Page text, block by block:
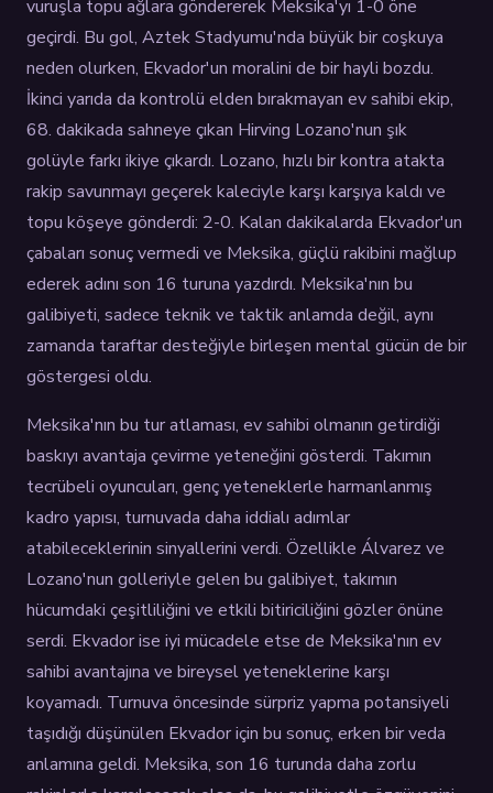
vuruşla topu ağlara göndererek Meksika'yı 1-0 öne
geçirdi. Bu gol, Aztek Stadyumu'nda büyük bir coşkuya
neden olurken, Ekvador'un moralini de bir hayli bozdu.
İkinci yarıda da kontrolü elden bırakmayan ev sahibi ekip,
68. dakikada sahneye çıkan Hirving Lozano'nun şık
golüyle farkı ikiye çıkardı. Lozano, hızlı bir kontra atakta
rakip savunmayı geçerek kaleciyle karşı karşıya kaldı ve
topu köşeye gönderdi: 2-0. Kalan dakikalarda Ekvador'un
çabaları sonuç vermedi ve Meksika, güçlü rakibini mağlup
ederek adını son 16 turuna yazdırdı. Meksika'nın bu
galibiyeti, sadece teknik ve taktik anlamda değil, aynı
zamanda taraftar desteğiyle birleşen mental gücün de bir
göstergesi oldu.
Meksika'nın bu tur atlaması, ev sahibi olmanın getirdiği
baskıyı avantaja çevirme yeteneğini gösterdi. Takımın
tecrübeli oyuncuları, genç yeteneklerle harmanlanmış
kadro yapısı, turnuvada daha iddialı adımlar
atabileceklerinin sinyallerini verdi. Özellikle Álvarez ve
Lozano'nun golleriyle gelen bu galibiyet, takımın
hücumdaki çeşitliliğini ve etkili bitiriciliğini gözler önüne
serdi. Ekvador ise iyi mücadele etse de Meksika'nın ev
sahibi avantajına ve bireysel yeteneklerine karşı
koyamadı. Turnuva öncesinde sürpriz yapma potansiyeli
taşıdığı düşünülen Ekvador için bu sonuç, erken bir veda
anlamına geldi. Meksika, son 16 turunda daha zorlu